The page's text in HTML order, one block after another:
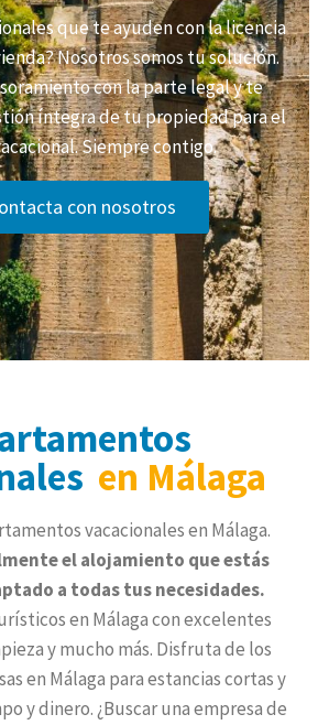
que te ayuden con la licencia
Nosotros somos tu solución.
con la parte legal y te
íntegra de tu propiedad para el
Siempre contigo.
con nosotros
en Málaga
vacacionales en Málaga.
el alojamiento que estás
a todas tus necesidades.
en Málaga con excelentes
y mucho más. Disfruta de los
en Málaga para estancias cortas y
y dinero. ¿Buscar una empresa de